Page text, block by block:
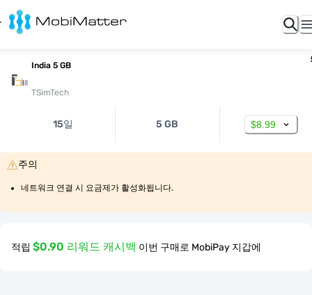
India 5 GB
TSimTech
15일 5 GB $8.99
주의
네트워크 연결 시 요금제가 활성화됩니다.
적립 $0.90 리워드 캐시백 이번 구매로 MobiPay 지갑에